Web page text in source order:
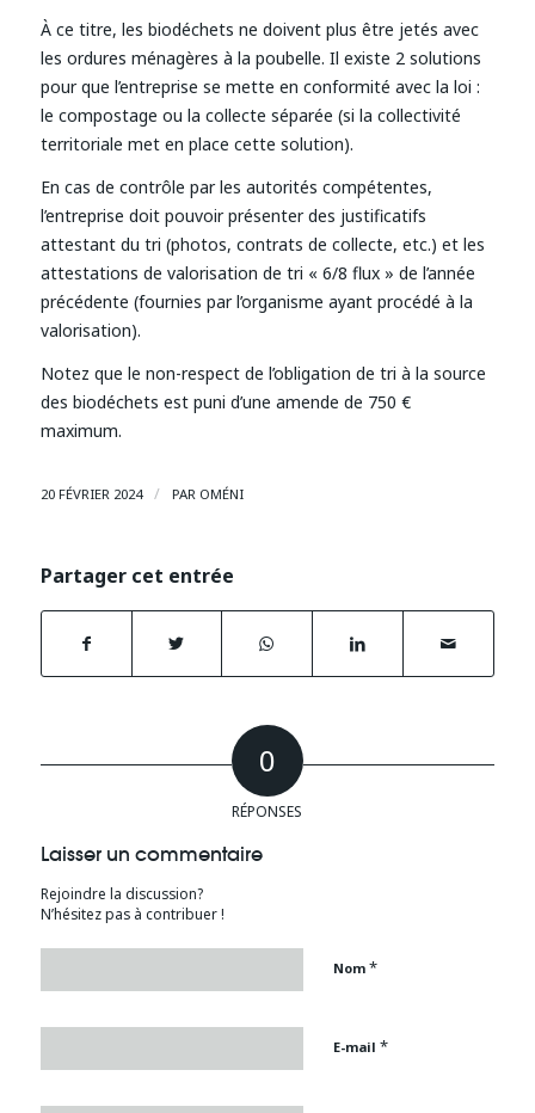
À ce titre, les biodéchets ne doivent plus être jetés avec
les ordures ménagères à la poubelle. Il existe 2 solutions
pour que l’entreprise se mette en conformité avec la loi :
le compostage ou la collecte séparée (si la collectivité
territoriale met en place cette solution).
En cas de contrôle par les autorités compétentes,
l’entreprise doit pouvoir présenter des justificatifs
attestant du tri (photos, contrats de collecte, etc.) et les
attestations de valorisation de tri « 6/8 flux » de l’année
précédente (fournies par l’organisme ayant procédé à la
valorisation).
Notez que le non-respect de l’obligation de tri à la source
des biodéchets est puni d’une amende de 750 €
maximum.
20 FÉVRIER 2024 / PAR OMÉNI
Partager cet entrée
0
RÉPONSES
Laisser un commentaire
Rejoindre la discussion?
N’hésitez pas à contribuer !
Nom *
E-mail *